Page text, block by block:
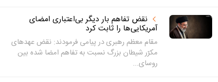
نقض تفاهم بار دیگر بی‌اعتباری امضای
آمریکایی‌ها را ثابت کرد
مقام معظم رهبری در پیامی فرمودند: نقض عهدهای
مکرّر شیطان بزرگ نسبت به تفاهم‌ امضا شده بین
روسای...